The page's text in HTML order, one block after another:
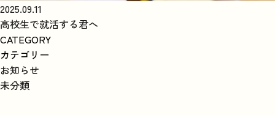
2025.09.11
高校生で就活する君へ
CATEGORY
カテゴリー
お知らせ
未分類